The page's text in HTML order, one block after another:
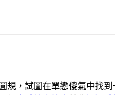
規，試圖在單戀傻氣中找